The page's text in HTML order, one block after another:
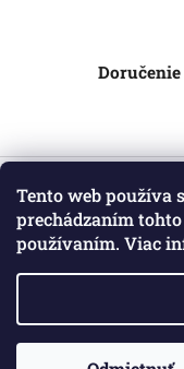
Tento web používa
prechádzaním
používaním. Viac
Z
Informácie pre vás
Obchodné podmienky